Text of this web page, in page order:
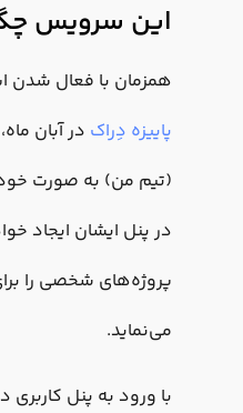
این سرویس
همزمان با فعال شدن
پاییزه دِراک
(تیم من) به صورت
در پنل ایشان ایجاد
پروژه‌های شخصی را
می‌نماید.
با ورود به پنل